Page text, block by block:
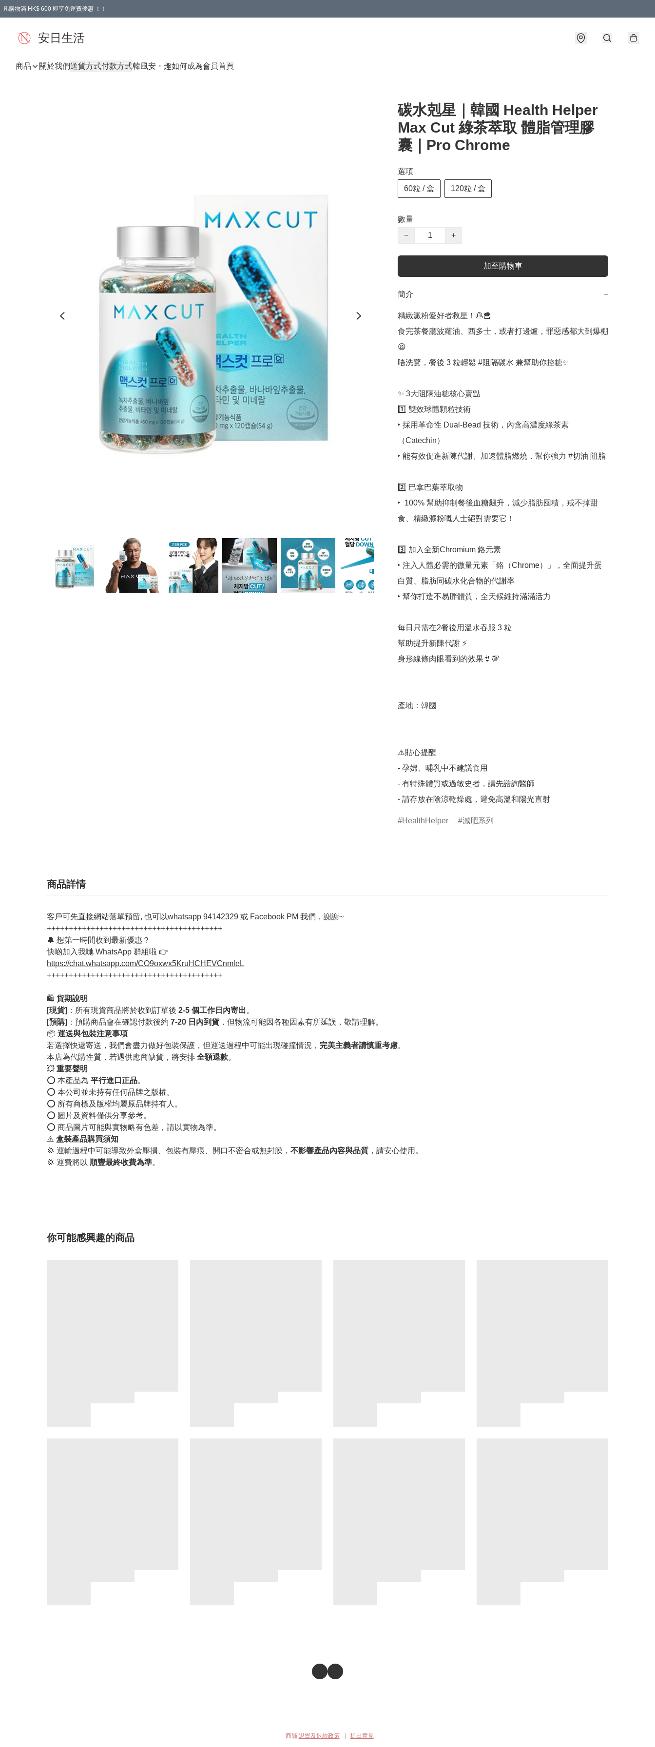
凡購物滿 HK$ 600 即享免運費優惠 ！！
安日生活
商品 關於我們送貨方式付款方式韓風安・趣如何成為會員首頁
碳水剋星｜韓國 Health Helper
Max Cut 綠茶萃取 體脂管理膠
囊｜Pro Chrome
選項
60粒 / 盒 120粒 / 盒
數量
−
+
加至購物車
簡介 −
精緻澱粉愛好者救星！🥞🍟
食完茶餐廳波蘿油、西多士，或者打邊爐，罪惡感都大到爆棚
😫
唔洗驚，餐後 3 粒輕鬆 #阻隔碳水 兼幫助你控糖✨
✨ 3大阻隔油糖核心賣點
1️⃣ 雙效球體顆粒技術
‣ 採用革命性 Dual-Bead 技術，內含高濃度綠茶素
（Catechin）
‣ 能有效促進新陳代謝、加速體脂燃燒，幫你強力 #切油 阻脂
2️⃣ 巴拿巴葉萃取物
‣  100% 幫助抑制餐後血糖飆升，減少脂肪囤積，戒不掉甜
食、精緻澱粉嘅人士絕對需要它！
3️⃣ 加入全新Chromium 鉻元素
‣ 注入人體必需的微量元素「鉻（Chrome）」，全面提升蛋
白質、脂肪同碳水化合物的代謝率
‣ 幫你打造不易胖體質，全天候維持滿滿活力
每日只需在2餐後用溫水吞服 3 粒
幫助提升新陳代謝 ⚡
身形線條肉眼看到的效果👙💯
產地：韓國
⚠️貼心提醒
- 孕婦、哺乳中不建議食用
- 有特殊體質或過敏史者，請先諮詢醫師
- 請存放在陰涼乾燥處，避免高溫和陽光直射
HealthHelper 減肥系列
商品詳情
客戶可先直接網站落單預留, 也可以whatsapp 94142329 或 Facebook PM 我們，謝謝~
++++++++++++++++++++++++++++++++++++++++
🔔 想第一時間收到最新優惠？
快啲加入我哋 WhatsApp 群組啦 👉
https://chat.whatsapp.com/CO9oxwx5KruHCHEVCnmleL
++++++++++++++++++++++++++++++++++++++++
🛍️ 貨期說明
[現貨] ：所有現貨商品將於收到訂單後 2-5 個工作日內寄出。
[預購] ：預購商品會在確認付款後約 7-20 日內到貨，但物流可能因各種因素有所延誤，敬請理解。
📦 運送與包裝注意事項
若選擇快遞寄送，我們會盡力做好包裝保護，但運送過程中可能出現碰撞情況， 完美主義者請慎重考慮。
本店為代購性質，若遇供應商缺貨，將安排 全額退款。
💥 重要聲明
⭕️ 本產品為 平行進口正品。
⭕️ 本公司並未持有任何品牌之版權。
⭕️ 所有商標及版權均屬原品牌持有人。
⭕️ 圖片及資料僅供分享參考。
⭕️ 商品圖片可能與實物略有色差，請以實物為準。
⚠️ 盒裝產品購買須知
💢 運輸過程中可能導致外盒壓損、包裝有壓痕、開口不密合或無封膜， 不影響產品內容與品質 ，請安心使用。
💢 運費將以 順豐最終收費為準。
你可能感興趣的商品
商舖 退貨及退款政策 提出意見